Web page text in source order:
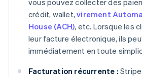
vous pouvez collecter des
crédit, wallet,virement
House (ACH), etc. Lorsque les
leur facture électronique, ils
immédiatement en toute
Facturation récurrente :